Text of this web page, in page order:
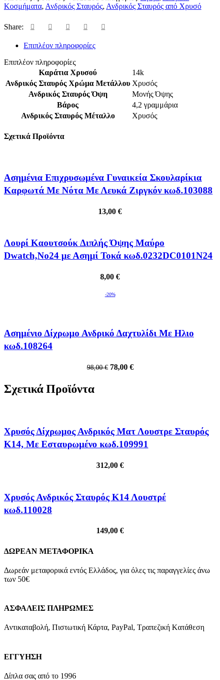
Κοσμήματα, Ανδρικός Σταυρός, Ανδρικός Σταυρός από Χρυσό
Share:
Επιπλέον πληροφορίες
Επιπλέον πληροφορίες
Καράτια Χρυσού
14k
Ανδρικός Σταυρός Χρώμα Μετάλλου Χρυσός
Ανδρικός Σταυρός Όψη
Μονής Όψης
Βάρος
4,2 γραμμάρια
Ανδρικός Σταυρός Μέταλλο
Χρυσός
Σχετικά Προϊόντα
Ασημένια Επιχρυσωμένα Γυναικεία Σκουλαρίκια
Καρφωτά Με Νότα Με Λευκά Ζιργκόν κωδ.103088
13,00 €
Λουρί Καουτσούκ Διπλής Όψης Μαύρο
Dwatch,No24 με Ασημί Τοκά κωδ.0232DC0101N24
8,00 €
-20%
Ασημένιο Δίχρωμο Ανδρικό Δαχτυλίδι Με Ηλιο
κωδ.108264
98,00€ Original
78,00 €Η
Σχετικά Προϊόντα
Xρυσός Δίχρωμος Ανδρικός Ματ Λουστρε Σταυρός
Κ14, Με Εσταυρωμένο κωδ.109991
312,00 €
Xρυσός Ανδρικός Σταυρός Κ14 Λουστρέ
κωδ.110028
149,00 €
ΔΩΡΕΑΝ ΜΕΤΑΦΟΡΙΚΑ
Δωρεάν μεταφορικά εντός Ελλάδος, για όλες τις παραγγελίες άνω
των 50€
ΑΣΦΑΛΕΙΣ ΠΛΗΡΩΜΕΣ
Αντικαταβολή, Πιστωτική Κάρτα, PayPal, Τραπεζική Kατάθεση
ΕΓΓΥΗΣΗ
Δίπλα σας από το 1996